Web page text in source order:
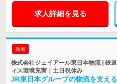
求人詳細を見る
新着
株式会社ジェイアール東日本物流 | 鉄
ィス環境充実｜土日祝休み
JR東日本グループの物流を支え